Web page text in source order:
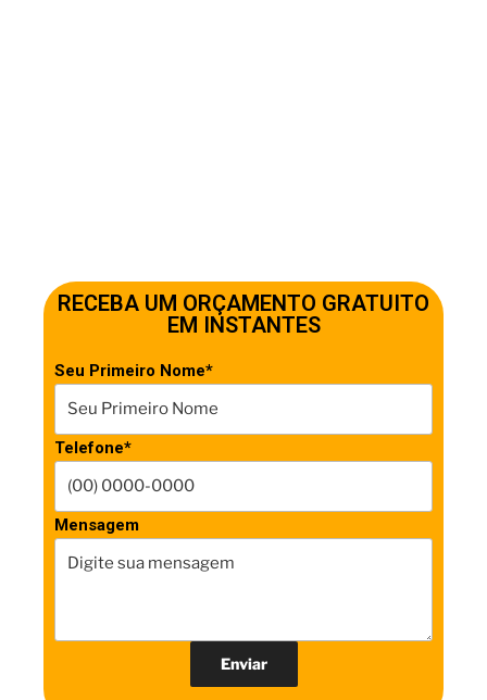
RECEBA UM ORÇAMENTO GRATUITO
EM INSTANTES
Seu Primeiro Nome*
Telefone*
Mensagem